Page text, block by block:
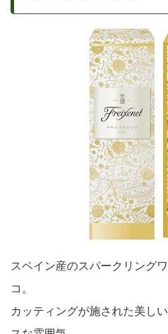
スペイン産のスパークリング
コ。
カッティングが施された美し